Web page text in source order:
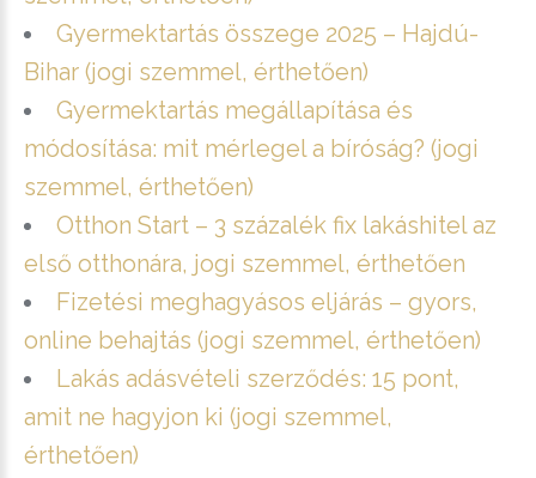
Gyermektartás összege 2025 – Hajdú-
Bihar (jogi szemmel, érthetően)
Gyermektartás megállapítása és
módosítása: mit mérlegel a bíróság? (jogi
szemmel, érthetően)
Otthon Start – 3 százalék fix lakáshitel az
első otthonára, jogi szemmel, érthetően
Fizetési meghagyásos eljárás – gyors,
online behajtás (jogi szemmel, érthetően)
Lakás adásvételi szerződés: 15 pont,
amit ne hagyjon ki (jogi szemmel,
érthetően)